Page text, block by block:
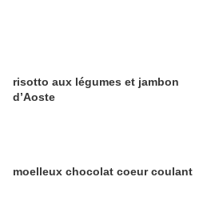
risotto aux légumes et jambon
d’Aoste
moelleux chocolat coeur coulant